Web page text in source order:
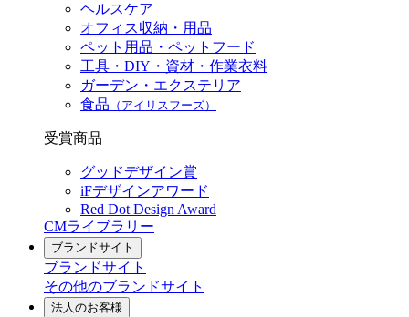
ヘルスケア
オフィス収納・用品
ペット用品・ペットフード
工具・DIY・資材・作業衣料
ガーデン・エクステリア
食品 （アイリスフーズ）
受賞商品
グッドデザイン賞
iFデザインアワード
Red Dot Design Award
CMライブラリー
ブランドサイト
ブランドサイト
その他のブランドサイト
法人のお客様